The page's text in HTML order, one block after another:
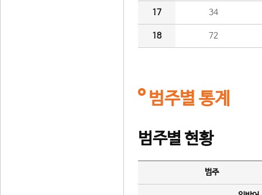
17 34
18 72
범주별 통계
범주별 현황
범주